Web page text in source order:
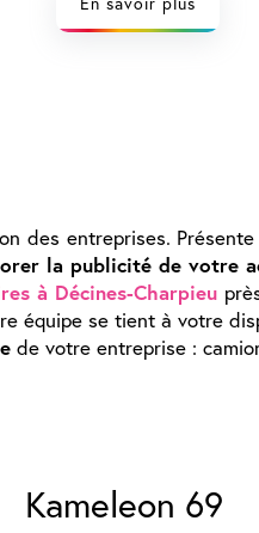
des entreprises.
la publicité de votre
à Décines-Charpieu
équipe se tient à votre
de votre entreprise :
Kameleon 69